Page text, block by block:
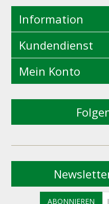
Information
Kundendienst
Mein Konto